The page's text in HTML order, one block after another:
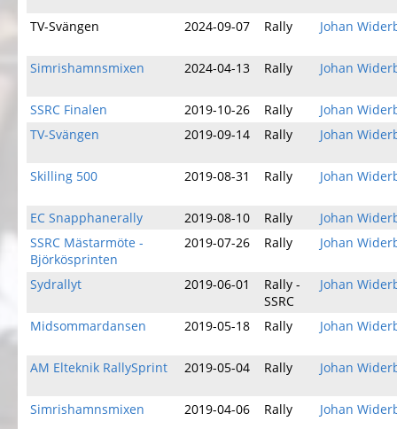
TV-Svängen 2024-09-07 Rally Johan
Simrishamnsmixen 2024-04-13 Rally Johan
SSRC Finalen 2019-10-26 Rally
Johan
TV-Svängen
2019-09-14 Rally Johan
Skilling 500 2019-08-31 Rally Johan
EC Snapphanerally 2019-08-10 Rally
Johan
SSRC Mästarmöte -
Björkösprinten
2019-07-26 Rally Johan
Sydrallyt 2019-06-01
Rally -
SSRC
Johan
Midsommardansen 2019-05-18 Rally Johan
AM Elteknik RallySprint 2019-05-04 Rally Johan
Simrishamnsmixen 2019-04-06 Rally Johan